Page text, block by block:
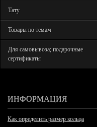
Тату
Товары по темам
Для самовывоза; подарочные
сертификаты
ИНФОРМАЦИЯ
Как определить размер кольца